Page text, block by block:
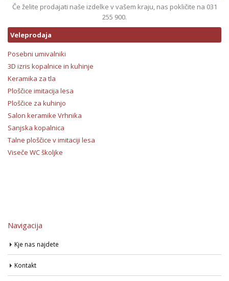
Če želite prodajati naše izdelke v vašem kraju, nas pokličite na 031
255 900.
Veleprodaja
Posebni umivalniki
3D izris kopalnice in kuhinje
Keramika za tla
Ploščice imitacija lesa
Ploščice za kuhinjo
Salon keramike Vrhnika
Sanjska kopalnica
Talne ploščice v imitaciji lesa
Viseče WC školjke
Navigacija
Kje nas najdete
Kontakt